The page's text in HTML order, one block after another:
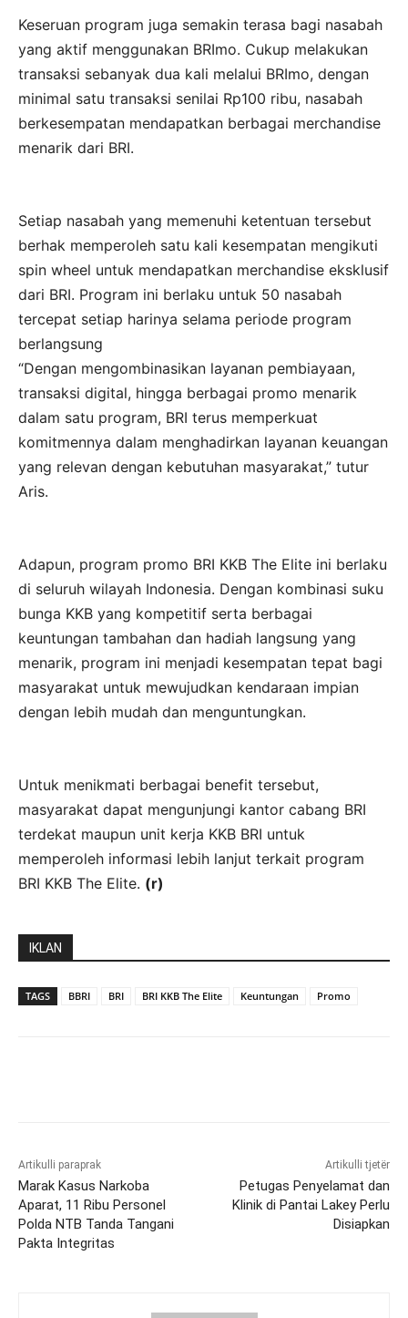
Keseruan program juga semakin terasa bagi nasabah
yang aktif menggunakan BRImo. Cukup melakukan
transaksi sebanyak dua kali melalui BRImo, dengan
minimal satu transaksi senilai Rp100 ribu, nasabah
berkesempatan mendapatkan berbagai merchandise
menarik dari BRI.
Setiap nasabah yang memenuhi ketentuan tersebut
berhak memperoleh satu kali kesempatan mengikuti
spin wheel untuk mendapatkan merchandise eksklusif
dari BRI. Program ini berlaku untuk 50 nasabah
tercepat setiap harinya selama periode program
berlangsung
“Dengan mengombinasikan layanan pembiayaan,
transaksi digital, hingga berbagai promo menarik
dalam satu program, BRI terus memperkuat
komitmennya dalam menghadirkan layanan keuangan
yang relevan dengan kebutuhan masyarakat,” tutur
Aris.
Adapun, program promo BRI KKB The Elite ini berlaku
di seluruh wilayah Indonesia. Dengan kombinasi suku
bunga KKB yang kompetitif serta berbagai
keuntungan tambahan dan hadiah langsung yang
menarik, program ini menjadi kesempatan tepat bagi
masyarakat untuk mewujudkan kendaraan impian
dengan lebih mudah dan menguntungkan.
Untuk menikmati berbagai benefit tersebut,
masyarakat dapat mengunjungi kantor cabang BRI
terdekat maupun unit kerja KKB BRI untuk
memperoleh informasi lebih lanjut terkait program
BRI KKB The Elite. (r)
IKLAN
TAGS BBRI BRI BRI KKB The Elite Keuntungan Promo
Artikulli paraprak
Marak Kasus Narkoba
Aparat, 11 Ribu Personel
Polda NTB Tanda Tangani
Pakta Integritas
Artikulli tjetër
Petugas Penyelamat dan
Klinik di Pantai Lakey Perlu
Disiapkan